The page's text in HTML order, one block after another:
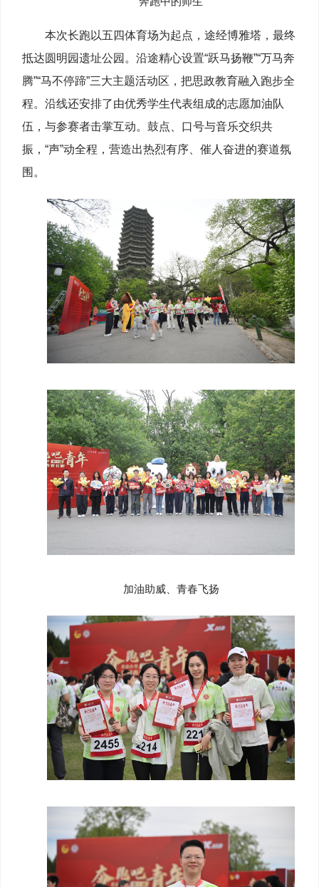
本次长跑以五四体育场为起点，途经博雅塔，最终
抵达圆明园遗址公园。沿途精心设置“跃马扬鞭”“万马奔
腾”“马不停蹄”三大主题活动区，把思政教育融入跑步全
程。沿线还安排了由优秀学生代表组成的志愿加油队
伍，与参赛者击掌互动。鼓点、口号与音乐交织共
振，“声”动全程，营造出热烈有序、催人奋进的赛道氛
围。
加油助威、青春飞扬